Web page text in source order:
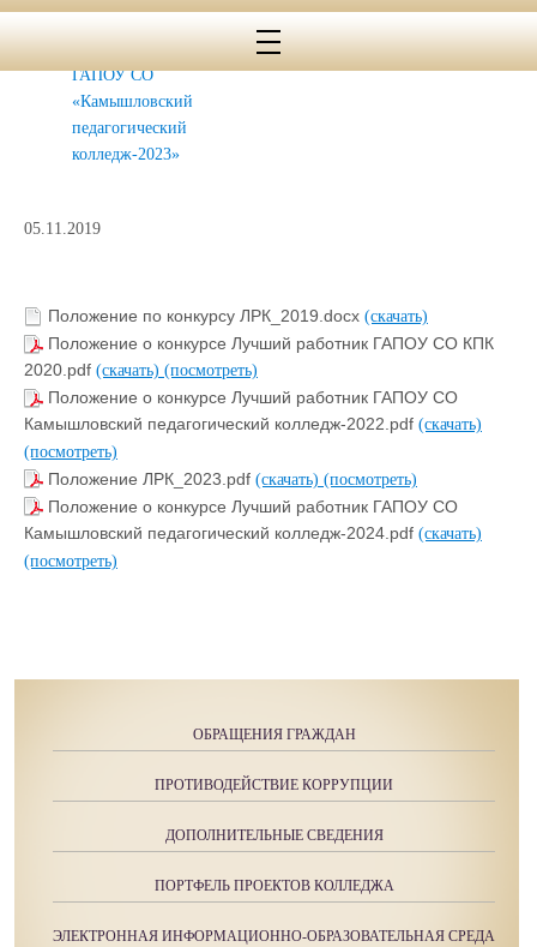
ГАПОУ СО
«Камышловский
педагогический
колледж-2023»
05.11.2019
Положение по конкурсу ЛРК_2019.docx (скачать)
Положение о конкурсе Лучший работник ГАПОУ СО КПК
2020.pdf (скачать) (посмотреть)
Положение о конкурсе Лучший работник ГАПОУ СО
Камышловский педагогический колледж-2022.pdf (скачать)
(посмотреть)
Положение ЛРК_2023.pdf (скачать) (посмотреть)
Положение о конкурсе Лучший работник ГАПОУ СО
Камышловский педагогический колледж-2024.pdf (скачать)
(посмотреть)
ОБРАЩЕНИЯ ГРАЖДАН
ПРОТИВОДЕЙСТВИЕ КОРРУПЦИИ
ДОПОЛНИТЕЛЬНЫЕ СВЕДЕНИЯ
ПОРТФЕЛЬ ПРОЕКТОВ КОЛЛЕДЖА
ЭЛЕКТРОННАЯ ИНФОРМАЦИОННО-ОБРАЗОВАТЕЛЬНАЯ СРЕДА